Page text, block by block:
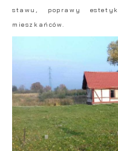
stawu, poprawy
mieszkańców.